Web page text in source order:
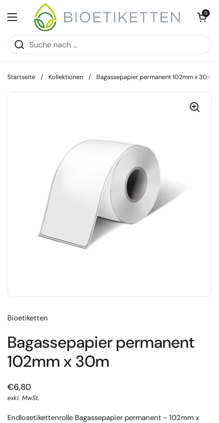
Zum Inhalt springen
Menü öffnen
Warenkorb
0
Startseite / Kollektionen / Bagassepapier permanent 102mm x 30m
Bioetiketten
Bagassepapier permanent
102mm x 30m
€6,80
exkl. MwSt.
Endlosetikettenrolle Bagassepapier permanent - 102mm x